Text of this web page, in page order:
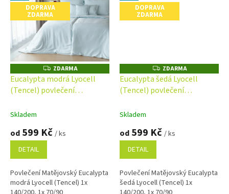
DOPRAVA
ZDARMA
Z
D
A
R
ZDARMA
Eucalypta modrá Lyocell
(Tencel) povlečení
Skladem
od 599 Kč / ks
DETAIL
Povlečení Matějovský Eucalypta
modrá Lyocell (Tencel) 1x
DOPRAVA
ZDARMA
Z
D
A
R
ZDARMA
Eucalypta šedá Lyocell
(Tencel) povlečení
Skladem
od 599 Kč / ks
DETAIL
Povlečení Matějovský Eucalypta
šedá Lyocell (Tencel) 1x